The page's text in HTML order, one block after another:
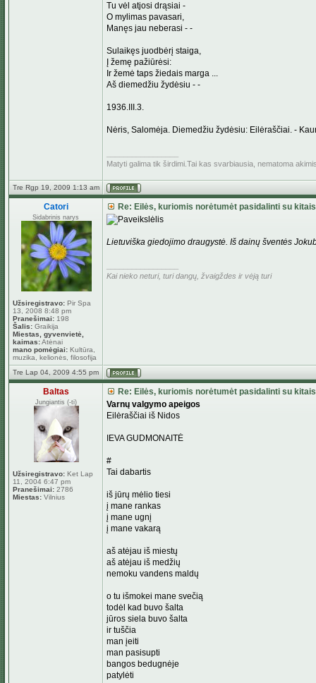
Tu vėl atjosi drąsiai -
O mylimas pavasari,
Manęs jau neberasi - -
Sulaikęs juodbėrį staiga,
Į žemę pažiūrėsi:
Ir žemė taps žiedais marga ...
Aš diemedžiu žydėsiu - -
1936.III.3.
Nėris, Salomėja. Diemedžiu žydėsiu: Eilėraščiai. -
Matyti galima tik širdimi.Tai kas svarbiausia, nematoma
Tre Rgp 19, 2009 1:13 am
Catori
Sidabrinis narys
Užsiregistravo: Pir Spa
13, 2008 8:48 pm
Pranešimai: 198
Šalis: Graikija
Miestas, gyvenvietė,
kaimas:Atėnai
mano pomėgiai: Kultūra,
muzika, kelionės, filosofija
Re: Eilės, kuriomis norėtumėt pasidalinti su kitais
Lietuviška giedojimo draugystė. Iš dainų šventės
Kai nieko neturi, turi dangų, žvaigždes ir vėją turi
Tre Lap 04, 2009 4:55 pm
Baltas
Jungiantis (-ti)
Užsiregistravo: Ket Lap
11, 2004 6:47 pm
Pranešimai: 2786
Miestas: Vilnius
Re: Eilės, kuriomis norėtumėt pasidalinti su kitais
Varnų valgymo apeigos
Eilėraščiai iš Nidos
IEVA GUDMONAITĖ
#
Tai dabartis
iš jūrų mėlio tiesi
į mane rankas
į mane ugnį
į mane vakarą
aš atėjau iš miestų
aš atėjau iš medžių
nemoku vandens maldų
o tu išmokei mane svečią
todėl kad buvo šalta
jūros siela buvo šalta
ir tuščia
man įeiti
man pasisupti
bangos bedugnėje
patylėti